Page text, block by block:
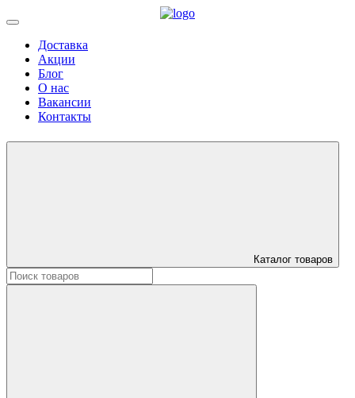
Доставка
Акции
Блог
О нас
Вакансии
Контакты
Каталог товаров
Искать: